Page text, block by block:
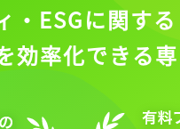
・ESGに関する
効率化できる